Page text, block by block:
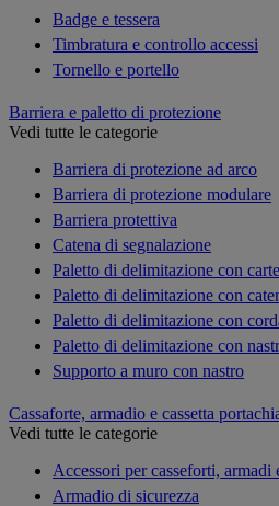
Badge e tessera
Timbratura e controllo accessi
Tornello e portello
Barriera e paletto di protezione
Vedi tutte le categorie
Barriera di protezione ad arco
Barriera di protezione modulare
Barriera protettiva
Catena di segnalazione
Paletto di delimitazione con
Paletto di delimitazione con
Paletto di delimitazione con
Paletto di delimitazione con
Supporto a muro con nastro
Cassaforte, armadio e cassetta
Vedi tutte le categorie
Accessori per casseforti, armadi
Armadio di sicurezza